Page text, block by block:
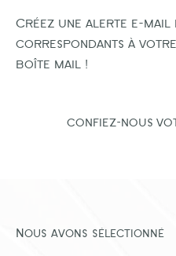
Créez une alerte e-mail
correspondants à
boîte mail !
CONFIEZ-NOUS
Nous avons sélectionné